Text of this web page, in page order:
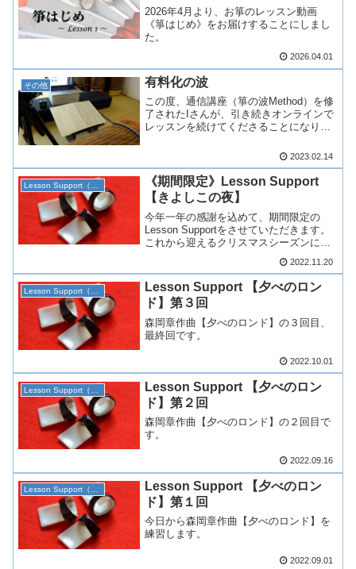
2026年4月より、お箏のレッスン動画
《箏はじめ》をお届けすることにしまし
た。
2026.04.01
その他 有料化の波
この度、通信講座（箏の波Method）を修
了されたIさんが、引き続きオンラインで
レッスンを続けてくださることになり、
１〜２年のうちに状況が色々と変わりビ
ックリ！ネット...
2023.02.14
《期間限定》Lesson Support
【きよしこの夜】
今年一年の感謝を込めて、期間限定の
Lesson Supportをさせていただきます。
これから迎えるクリスマスシーズンに、
2022.11.20
Lesson Support 【夕べのロン
ド】第３回
森岡章作曲【夕べのロンド】の３回目、
最終回です。
2022.10.01
Lesson Support 【夕べのロン
ド】第２回
森岡章作曲【夕べのロンド】の２回目で
す。
2022.09.16
Lesson Support（生田）
Lesson Support 【夕べのロン
ド】第１回
今日から森岡章作曲【夕べのロンド】を
練習します。
2022.09.01